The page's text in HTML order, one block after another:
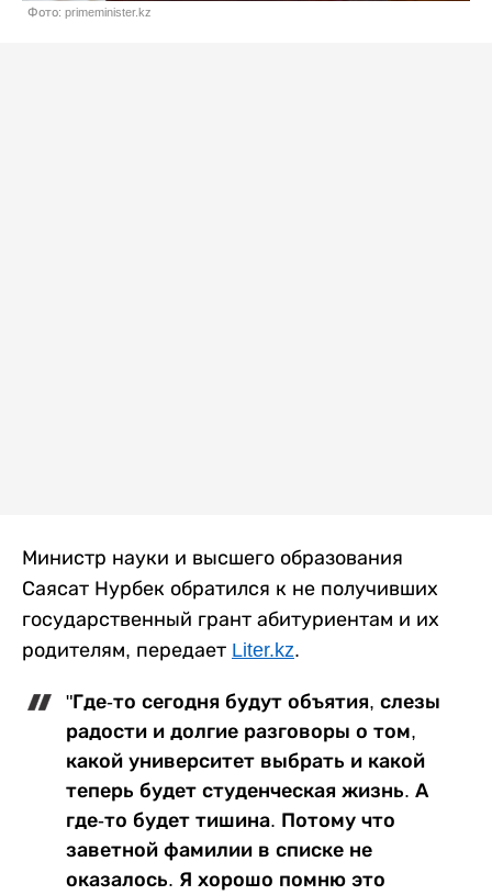
Фото: primeminister.kz
Министр науки и высшего образования
Саясат Нурбек обратился к не получивших
государственный грант абитуриентам и их
родителям, передает Liter.kz.
"Где-то сегодня будут объятия, слезы
радости и долгие разговоры о том,
какой университет выбрать и какой
теперь будет студенческая жизнь. А
где-то будет тишина. Потому что
заветной фамилии в списке не
оказалось. Я хорошо помню это